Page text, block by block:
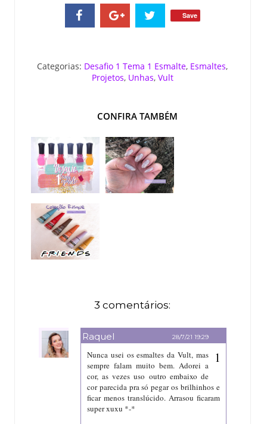
Save
Categorias: Desafio 1 Tema 1 Esmalte, Esmaltes,
Projetos, Unhas, Vult
CONFIRA TAMBÉM
3 comentários:
Raquel 28/7/21 19:29
Nunca usei os esmaltes da Vult, mas
sempre falam muito bem. Adorei a
cor, as vezes uso outro embaixo de
cor parecida pra só pegar os brilhinhos e
ficar menos translúcido. Arrasou ficaram
super xuxu *-*